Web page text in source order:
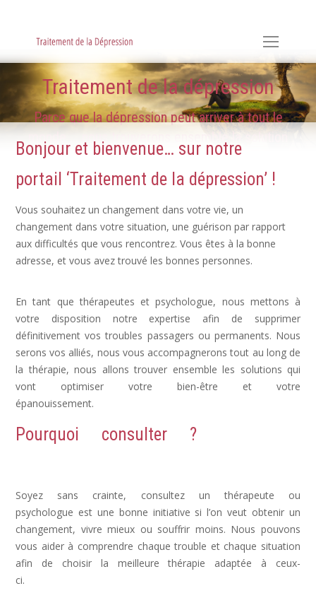
Traitement de la dépression
Parce que la dépression peut arriver à tout le
monde ... nous trouverons ensemble la solution
Bonjour et bienvenue… sur notre
portail ‘Traitement de la dépression’ !
Vous souhaitez un changement dans votre vie, un
changement dans votre situation, une guérison par rapport
aux difficultés que vous rencontrez. Vous êtes à la bonne
adresse, et vous avez trouvé les bonnes personnes.
En tant que thérapeutes et psychologue, nous mettons à
votre disposition notre expertise afin de supprimer
définitivement vos troubles passagers ou permanents. Nous
serons vos alliés, nous vous accompagnerons tout au long de
la thérapie, nous allons trouver ensemble les solutions qui
vont optimiser votre bien-être et votre
épanouissement.
Pourquoi consulter ?
Soyez sans crainte, consultez un thérapeute ou
psychologue est une bonne initiative si l’on veut obtenir un
changement, vivre mieux ou souffrir moins. Nous pouvons
vous aider à comprendre chaque trouble et chaque situation
afin de choisir la meilleure thérapie adaptée à ceux-
ci.